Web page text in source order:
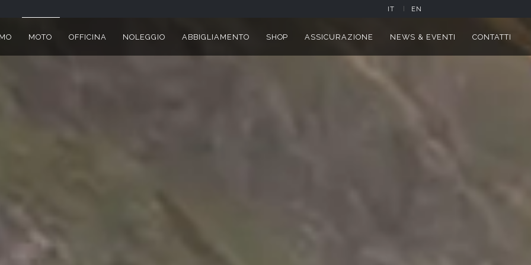
IT EN
MOTO OFFICINA NOLEGGIO ABBIGLIAMENTO SHOP ASSICURAZIONE NEWS & EVENTI CONTATTI